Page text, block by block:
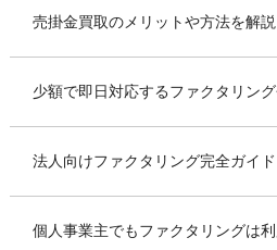
売掛金買取のメリットや方法を解説
少額で即日対応するファクタリン
法人向けファクタリング完全ガイド
個人事業主でもファクタリングは